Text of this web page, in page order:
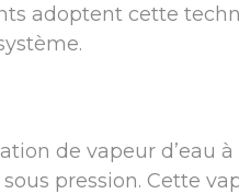
adoptent cette
de vapeur d’eau
pression. Cette